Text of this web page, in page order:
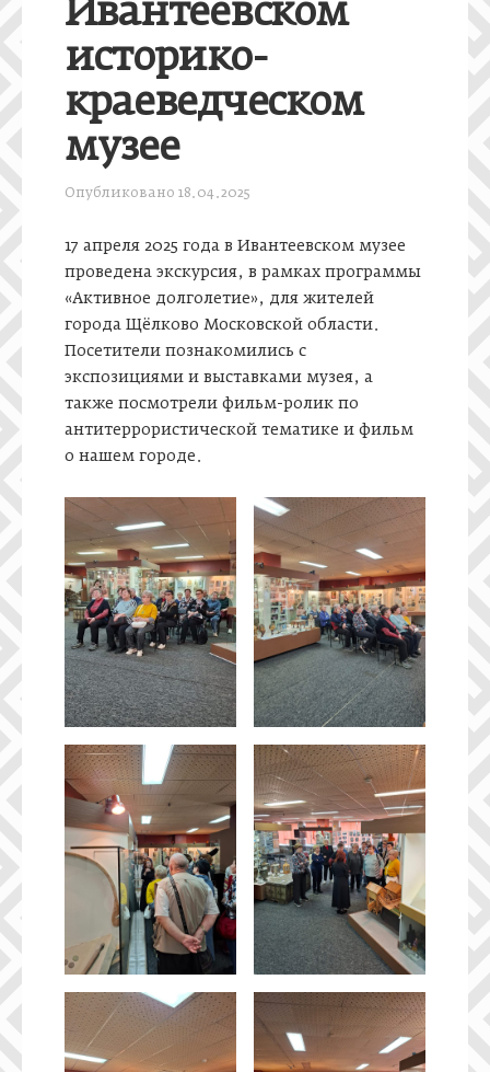
Ивантеевском
историко-
краеведческом
музее
Опубликовано 18.04.2025
17 апреля 2025 года в Ивантеевском музее
проведена экскурсия, в рамках программы
«Активное долголетие», для жителей
города Щёлково Московской области.
Посетители познакомились с
экспозициями и выставками музея, а
также посмотрели фильм-ролик по
антитеррористической тематике и фильм
о нашем городе.